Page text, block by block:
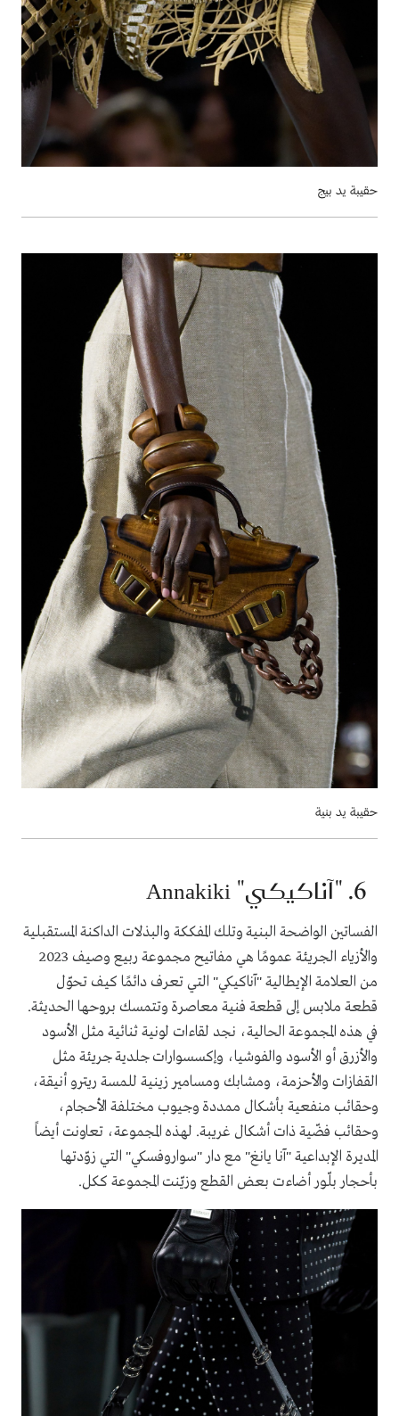
حقيبة يد بيج
حقيبة يد بنية
6. " آناكيكي"
Annakiki
الفساتين الواضحة البنية وتلك المفككة والبذلات الداكنة المستقبلية
والأزياء الجريئة عمومًا هي مفاتيح مجموعة ربيع وصيف 2023
من العلامة الإيطالية"آناكيكي" التي تعرف دائمًا كيف تحوّل
قطعة ملابس إلى قطعة فنية معاصرة وتتمسك بروحها الحديثة.
في هذه المجموعة الحالية، نجد لقاءات لونية ثنائية مثل الأسود
والأزرق أو الأسود والفوشيا، وإكسسوارات جلدية جريئة مثل
القفازات والأحزمة، ومشابك ومسامير زينية للمسة ريترو أنيقة،
وحقائب منفعية بأشكال ممددة وجيوب مختلفة الأحجام،
وحقائب فضّية ذات أشكال غريبة. لهذه المجموعة، تعاونت أيضاً
المديرة الإبداعية"آنا يانغ" مع دار "سواروفسكي" التي زوّدتها
بأحجار بلّور أضاءت بعض القطع وزيّنت المجموعة ككل.